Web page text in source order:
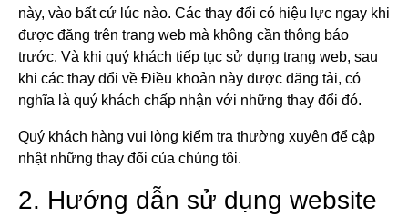
này, vào bất cứ lúc nào. Các thay đổi có hiệu lực ngay khi
được đăng trên trang web mà không cần thông báo
trước. Và khi quý khách tiếp tục sử dụng trang web, sau
khi các thay đổi về Điều khoản này được đăng tải, có
nghĩa là quý khách chấp nhận với những thay đổi đó.
Quý khách hàng vui lòng kiểm tra thường xuyên để cập
nhật những thay đổi của chúng tôi.
2. Hướng dẫn sử dụng website